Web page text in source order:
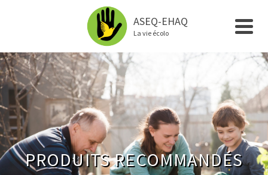
ASEQ-EHAQ
La vie écolo
PRODUITS RECOMMANDÉS